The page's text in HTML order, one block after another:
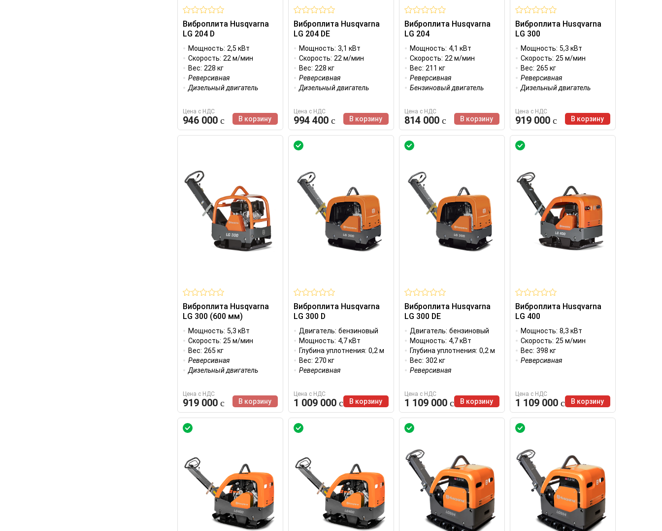
Виброплита Husqvarna
LG 204 D
Мощность: 2,5 кВт
Скорость: 22 м/мин
Вес: 228 кг
Реверсивная
Дизельный двигатель
Цена с НДС
946 000 В корзину
Виброплита Husqvarna
LG 204 DE
Мощность: 3,1 кВт
Скорость: 22 м/мин
Вес: 228 кг
Реверсивная
Дизельный двигатель
Цена с НДС
994 400 В корзину
Виброплита Husqvarna
LG 204
Мощность: 4,1 кВт
Скорость: 22 м/мин
Вес: 211 кг
Реверсивная
Бензиновый двигатель
Цена с НДС
814 000 В корзину
Виброплита Husqvarna
LG 300
Мощность: 5,3 кВт
Скорость: 25 м/мин
Вес: 265 кг
Реверсивная
Дизельный двигатель
Цена с НДС
919 000 В корзину
Виброплита Husqvarna
LG 300 (600 мм)
Мощность: 5,3 кВт
Скорость: 25 м/мин
Вес: 265 кг
Реверсивная
Дизельный двигатель
Цена с НДС
919 000 В корзину
Виброплита Husqvarna
LG 300 D
Двигатель: бензиновый
Мощность: 4,7 кВт
Глубина уплотнения: 0,2 м
Вес: 270 кг
Реверсивная
Цена с НДС
1 009 000 В корзину
Виброплита Husqvarna
LG 300 DE
Двигатель: бензиновый
Мощность: 4,7 кВт
Глубина уплотнения: 0,2 м
Вес: 302 кг
Реверсивная
Цена с НДС
1 109 000 В корзину
Виброплита Husqvarna
LG 400
Мощность: 8,3 кВт
Скорость: 25 м/мин
Вес: 398 кг
Реверсивная
Цена с НДС
1 109 000 В корзину